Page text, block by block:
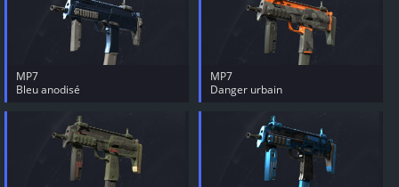
MP7
Bleu anodisé
MP7
Danger urbain